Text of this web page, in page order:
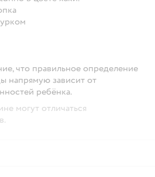
что правильное определение
напрямую зависит от
ребёнка.
могут отличаться